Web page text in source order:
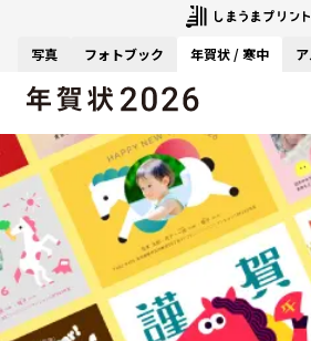
写真 フォトブック 年賀状 / 寒中